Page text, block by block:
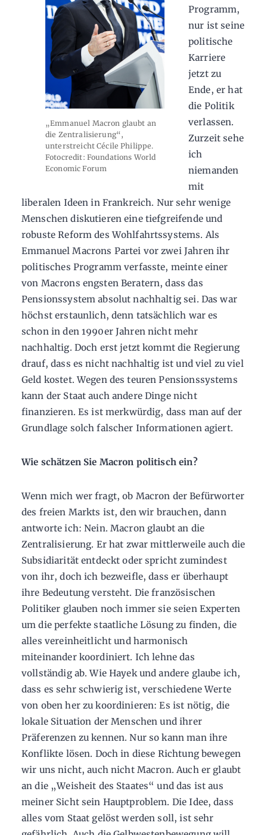
„Emmanuel Macron glaubt an
die Zentralisierung“,
unterstreicht Cécile Philippe.
Fotocredit: Foundations World
Economic Forum
Programm,
nur ist seine
politische
Karriere
jetzt zu
Ende, er hat
die Politik
verlassen.
Zurzeit sehe
ich
niemanden
mit
liberalen Ideen in Frankreich. Nur sehr wenige
Menschen diskutieren eine tiefgreifende und
robuste Reform des Wohlfahrtssystems. Als
Emmanuel Macrons Partei vor zwei Jahren ihr
politisches Programm verfasste, meinte einer
von Macrons engsten Beratern, dass das
Pensionssystem absolut nachhaltig sei. Das war
höchst erstaunlich, denn tatsächlich war es
schon in den 1990er Jahren nicht mehr
nachhaltig. Doch erst jetzt kommt die Regierung
drauf, dass es nicht nachhaltig ist und viel zu viel
Geld kostet. Wegen des teuren Pensionssystems
kann der Staat auch andere Dinge nicht
finanzieren. Es ist merkwürdig, dass man auf der
Grundlage solch falscher Informationen agiert.
Wie schätzen Sie Macron politisch ein?
Wenn mich wer fragt, ob Macron der Befürworter
des freien Markts ist, den wir brauchen, dann
antworte ich: Nein. Macron glaubt an die
Zentralisierung. Er hat zwar mittlerweile auch die
Subsidiarität entdeckt oder spricht zumindest
von ihr, doch ich bezweifle, dass er überhaupt
ihre Bedeutung versteht. Die französischen
Politiker glauben noch immer sie seien Experten
um die perfekte staatliche Lösung zu finden, die
alles vereinheitlicht und harmonisch
miteinander koordiniert. Ich lehne das
vollständig ab. Wie Hayek und andere glaube ich,
dass es sehr schwierig ist, verschiedene Werte
von oben her zu koordinieren: Es ist nötig, die
lokale Situation der Menschen und ihrer
Präferenzen zu kennen. Nur so kann man ihre
Konflikte lösen. Doch in diese Richtung bewegen
wir uns nicht, auch nicht Macron. Auch er glaubt
an die „Weisheit des Staates“ und das ist aus
meiner Sicht sein Hauptproblem. Die Idee, dass
alles vom Staat gelöst werden soll, ist sehr